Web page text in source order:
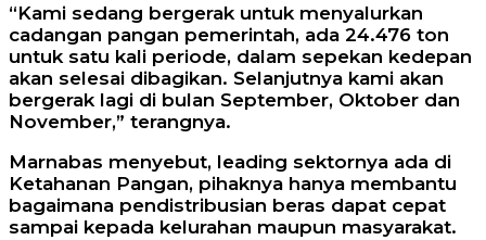
“Kami sedang bergerak untuk menyalurkan
cadangan pangan pemerintah, ada 24.476 ton
untuk satu kali periode, dalam sepekan kedepan
akan selesai dibagikan. Selanjutnya kami akan
bergerak lagi di bulan September, Oktober dan
November,” terangnya.
Marnabas menyebut, leading sektornya ada di
Ketahanan Pangan, pihaknya hanya membantu
bagaimana pendistribusian beras dapat cepat
sampai kepada kelurahan maupun masyarakat.